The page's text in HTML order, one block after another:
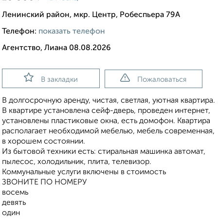
Ленинский район, мкр. Центр, Робеспьера 79А
Телефон: показать телефон
Агентство, Лиана 08.08.2026
В закладки Пожаловаться
В долгосрочную аренду, чистая, светлая, уютная квартира.
В квартире установлена сейф-дверь, проведен интернет,
установлены пластиковые окна, есть домофон. Квартира
располагает необходимой мебелью, мебель современная,
в хорошем состоянии.
Из бытовой техники есть: стиральная машинка автомат,
пылесос, холодильник, плита, телевизор.
Коммунальные услуги включены в стоимость
ЗВОНИТЕ ПО НОМЕРУ
восемь
девять
один